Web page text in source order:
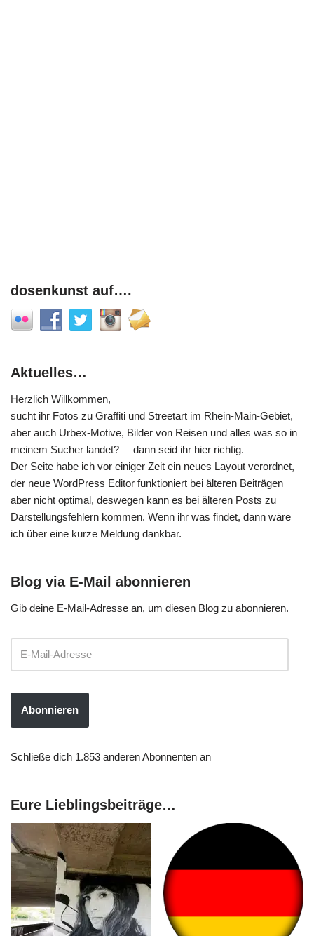
dosenkunst auf….
Aktuelles…
Herzlich Willkommen,
sucht ihr Fotos zu Graffiti und Streetart im Rhein-Main-Gebiet,
aber auch Urbex-Motive, Bilder von Reisen und alles was so in
meinem Sucher landet? – dann seid ihr hier richtig.
Der Seite habe ich vor einiger Zeit ein neues Layout verordnet,
der neue WordPress Editor funktioniert bei älteren Beiträgen
aber nicht optimal, deswegen kann es bei älteren Posts zu
Darstellungsfehlern kommen. Wenn ihr was findet, dann wäre
ich über eine kurze Meldung dankbar.
Blog via E-Mail abonnieren
Gib deine E-Mail-Adresse an, um diesen Blog zu abonnieren.
Abonnieren
Schließe dich 1.853 anderen Abonnenten an
Eure Lieblingsbeiträge…